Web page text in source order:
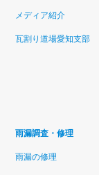
メディア紹介
瓦割り道場愛知支部
雨漏調査・修理
雨漏の修理